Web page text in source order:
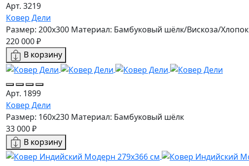
Арт. 3219
Ковер Дели
Размер: 200х300 Материал: Бамбуковый шёлк/Вискоза/Хлопок
220 000 ₽
В корзину
Арт. 1899
Ковер Дели
Размер: 160х230 Материал: Бамбуковый шёлк
33 000 ₽
В корзину